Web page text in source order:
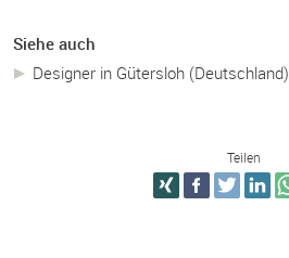
Siehe auch
Designer in Gütersloh (Deutschland)
Teilen